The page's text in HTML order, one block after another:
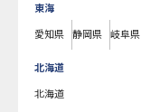
東海
愛知県 静岡県 岐阜県
北海道
北海道